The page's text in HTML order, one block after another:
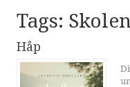
Tags:
Håp